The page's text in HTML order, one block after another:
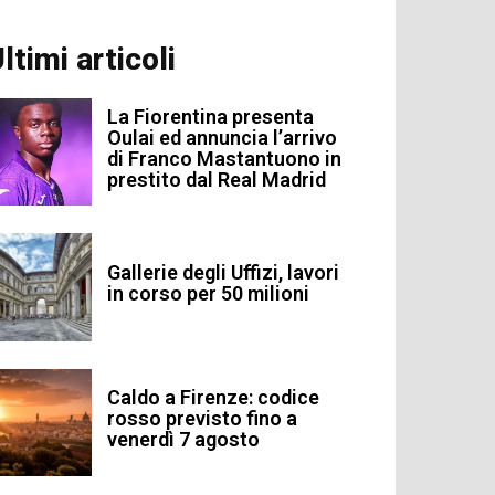
articoli
La Fiorentina presenta
Oulai ed annuncia l’arrivo
di Franco Mastantuono in
prestito dal Real Madrid
Gallerie degli Uffizi, lavori
in corso per 50 milioni
Caldo a Firenze: codice
rosso previsto fino a
venerdì 7 agosto